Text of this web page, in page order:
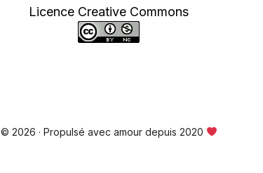
Licence Creative Commons
© 2026 · Propulsé avec amour depuis 2020